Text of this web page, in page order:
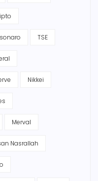
TSE
Nikkei
Merval
Nasrallah